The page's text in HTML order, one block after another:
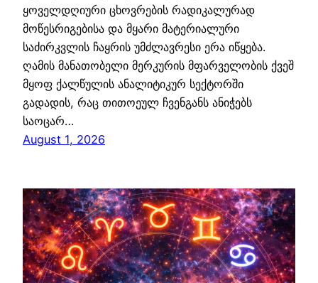
ყოველდღიური ცხოვრების რადიკალურად
მოწესრიგებისა და მყარი მატერიალური
საძირკვლის ჩაყრის უმძლავრესი ერა იწყება.
ღამის მანათობელი მერკურის მფარველობის ქვეშ
მყოფ ქალწულის ანალიტიკურ სექტორში
გადადის, რაც თითოეულ ჩვენგანს ანიჭებს
საოცარ…
August 1, 2026